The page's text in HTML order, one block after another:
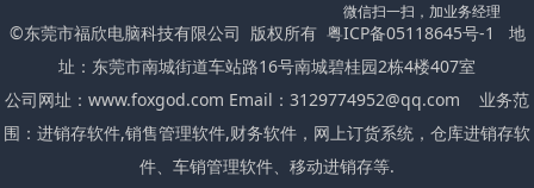
©东莞市福欣电脑科技有限公司 版权所有 粤ICP备05118645号-1
地
址：东莞市南城街道车站路16号南城碧桂园2栋4楼407室
公司网址： www.foxgod.com Email：3129774952@qq.com 业务范
围：进销存软件,销售管理软件,财务软件，网上订货系统，仓库进销存软
件、车销管理软件、移动进销存等.
微信扫一扫，加业务经理